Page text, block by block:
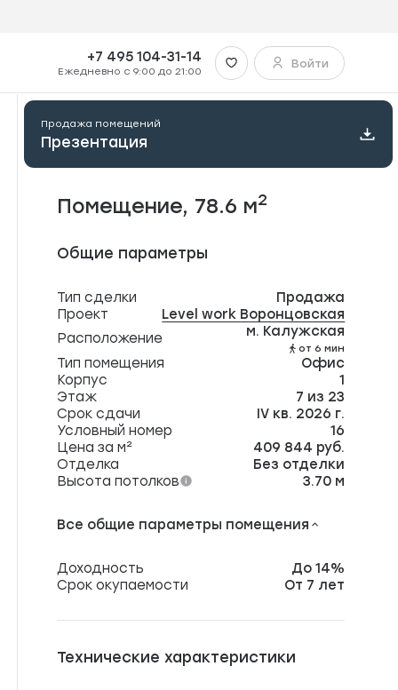
+7 495 104-31-14
Ежедневно с 9:00 до 21:00
Войти
в Telegram
в WhatsApp
на почту
ссылку
Запись на встречу Купить
Продажа помещений
Презентация
Помещение, 78.6 м2
Общие параметры
Тип сделки
Продажа
Проект
Level work Воронцовская
Расположение
м. Калужская
от 6 мин
Тип помещения
Офис
Корпус
1
Этаж
7 из 23
Срок сдачи
IV кв. 2026 г.
Условный номер
16
Цена за м²
409 844 руб.
Отделка
Без отделки
Высота потолков
3.70 м
Все общие параметры помещения
Доходность
До 14%
Срок окупаемости
От 7 лет
Технические характеристики